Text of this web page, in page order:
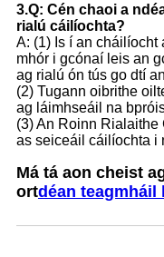
3.Q: Cén chaoi a
rialú cáilíochta?
A: (1) Is í an cháilíocht
mhór i gcónaí leis an
ag rialú ón tús go dtí
(2) Tugann oibrithe
ag láimhseáil na
(3) An Roinn
as seiceáil cáilíochta i
Má tá aon cheist
ortdéan teagmháil